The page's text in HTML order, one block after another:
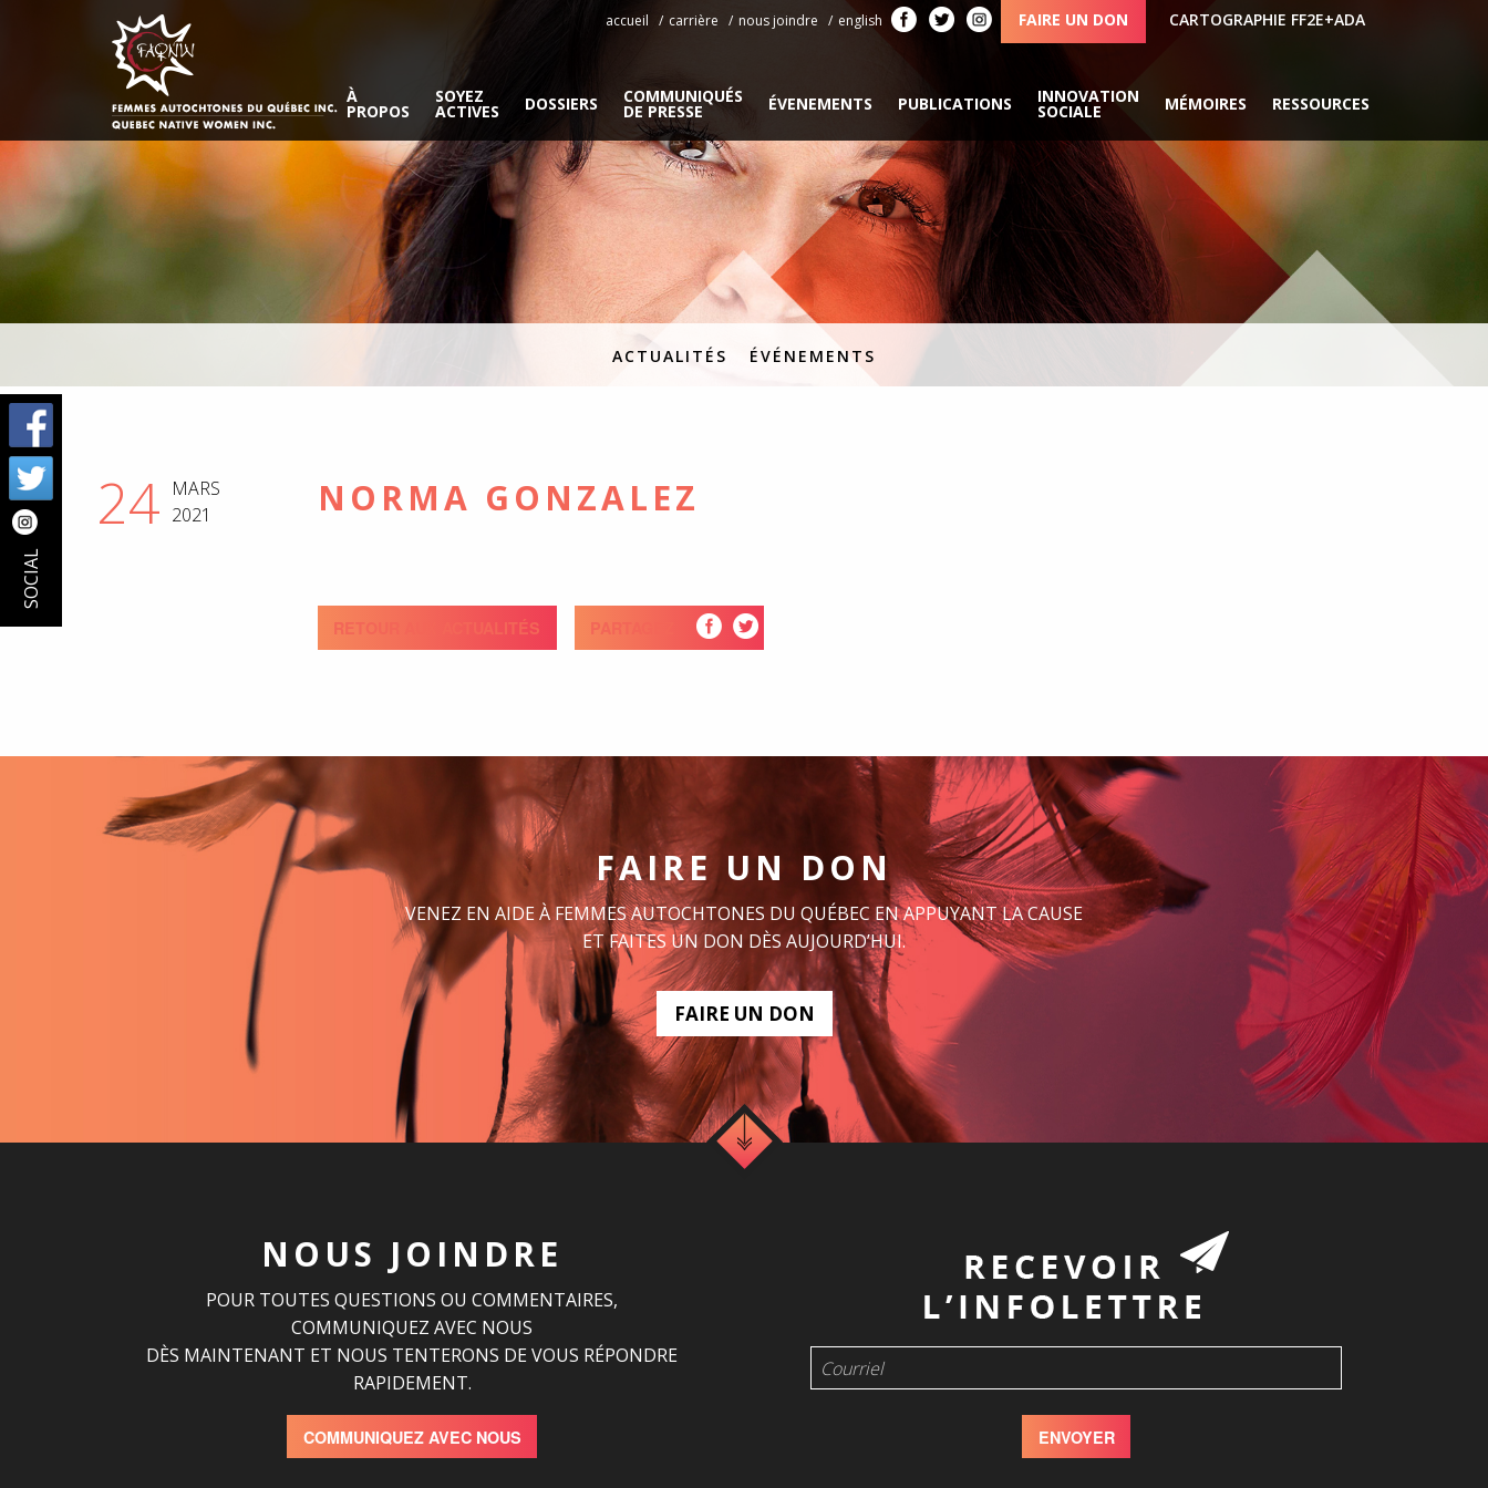
accueil carrière nous joindre english FAIRE UN DON CARTOGRAPHIE FF2E+ADA
À
PROPOS
SOYEZ
ACTIVES DOSSIERS COMMUNIQUÉS
DE PRESSE ÉVENEMENTS PUBLICATIONS INNOVATION
SOCIALE MÉMOIRES RESSOURCES
SOCIAL
ACTUALITÉS ÉVÉNEMENTS
24 MARS
2021
NORMA GONZALEZ
RETOUR AUX ACTUALITÉS PARTAGEZ
FAIRE UN DON
VENEZ EN AIDE À FEMMES AUTOCHTONES DU QUÉBEC EN APPUYANT LA CAUSE
ET FAITES UN DON DÈS AUJOURD’HUI.
FAIRE UN DON
NOUS JOINDRE
POUR TOUTES QUESTIONS OU COMMENTAIRES,
COMMUNIQUEZ AVEC NOUS
DÈS MAINTENANT ET NOUS TENTERONS DE VOUS RÉPONDRE
RAPIDEMENT.
COMMUNIQUEZ AVEC NOUS